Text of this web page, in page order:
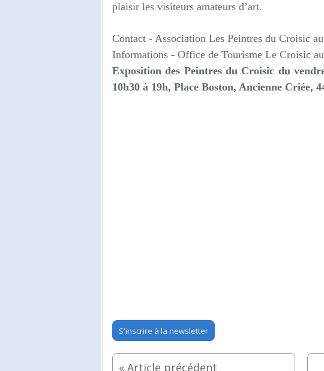
plaisir les visiteurs amateurs d’art.
Contact - Association Les Peintres du Croisic
Informations - Office de Tourisme Le Croisic
Exposition des Peintres du Croisic du
10h30 à 19h, Place Boston, Ancienne Criée,
S'inscrire à la newsletter